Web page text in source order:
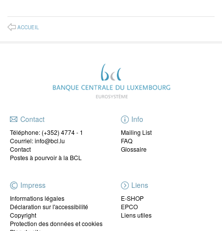
ACCUEIL
Contact
Téléphone: (+352) 4774 - 1
Courriel: info@bcl.lu
Contact
Postes à pourvoir à la BCL
Info
Mailing List
FAQ
Glossaire
Impress
Informations légales
Déclaration sur l'accessibilité
Copyright
Protection des données et cookies
Liens
E-SHOP
EPCO
Liens utiles